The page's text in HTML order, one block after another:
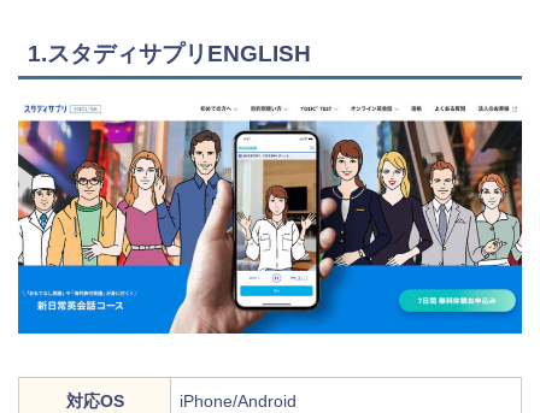
1.スタディサプリENGLISH
対応OS iPhone/Android